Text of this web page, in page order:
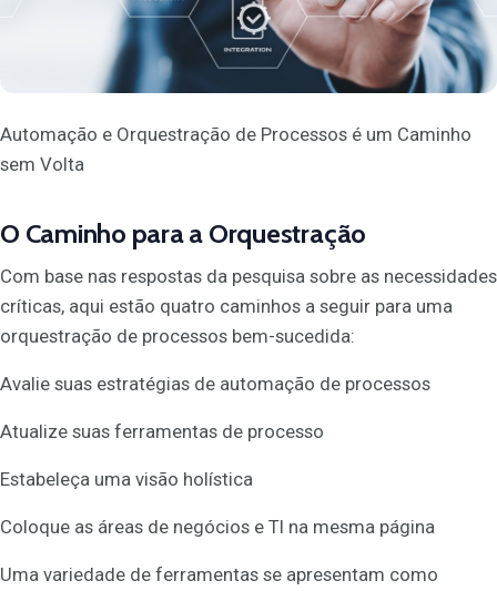
Automação e Orquestração de Processos é um Caminho
sem Volta
O Caminho para a Orquestração
Com base nas respostas da pesquisa sobre as necessidades
críticas, aqui estão quatro caminhos a seguir para uma
orquestração de processos bem-sucedida:
Avalie suas estratégias de automação de processos
Atualize suas ferramentas de processo
Estabeleça uma visão holística
Coloque as áreas de negócios e TI na mesma página
Uma variedade de ferramentas se apresentam como